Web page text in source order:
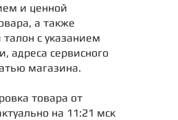
и ценной
а также
с указанием
адреса сервисного
магазина.
товара от
на 11:21 мск